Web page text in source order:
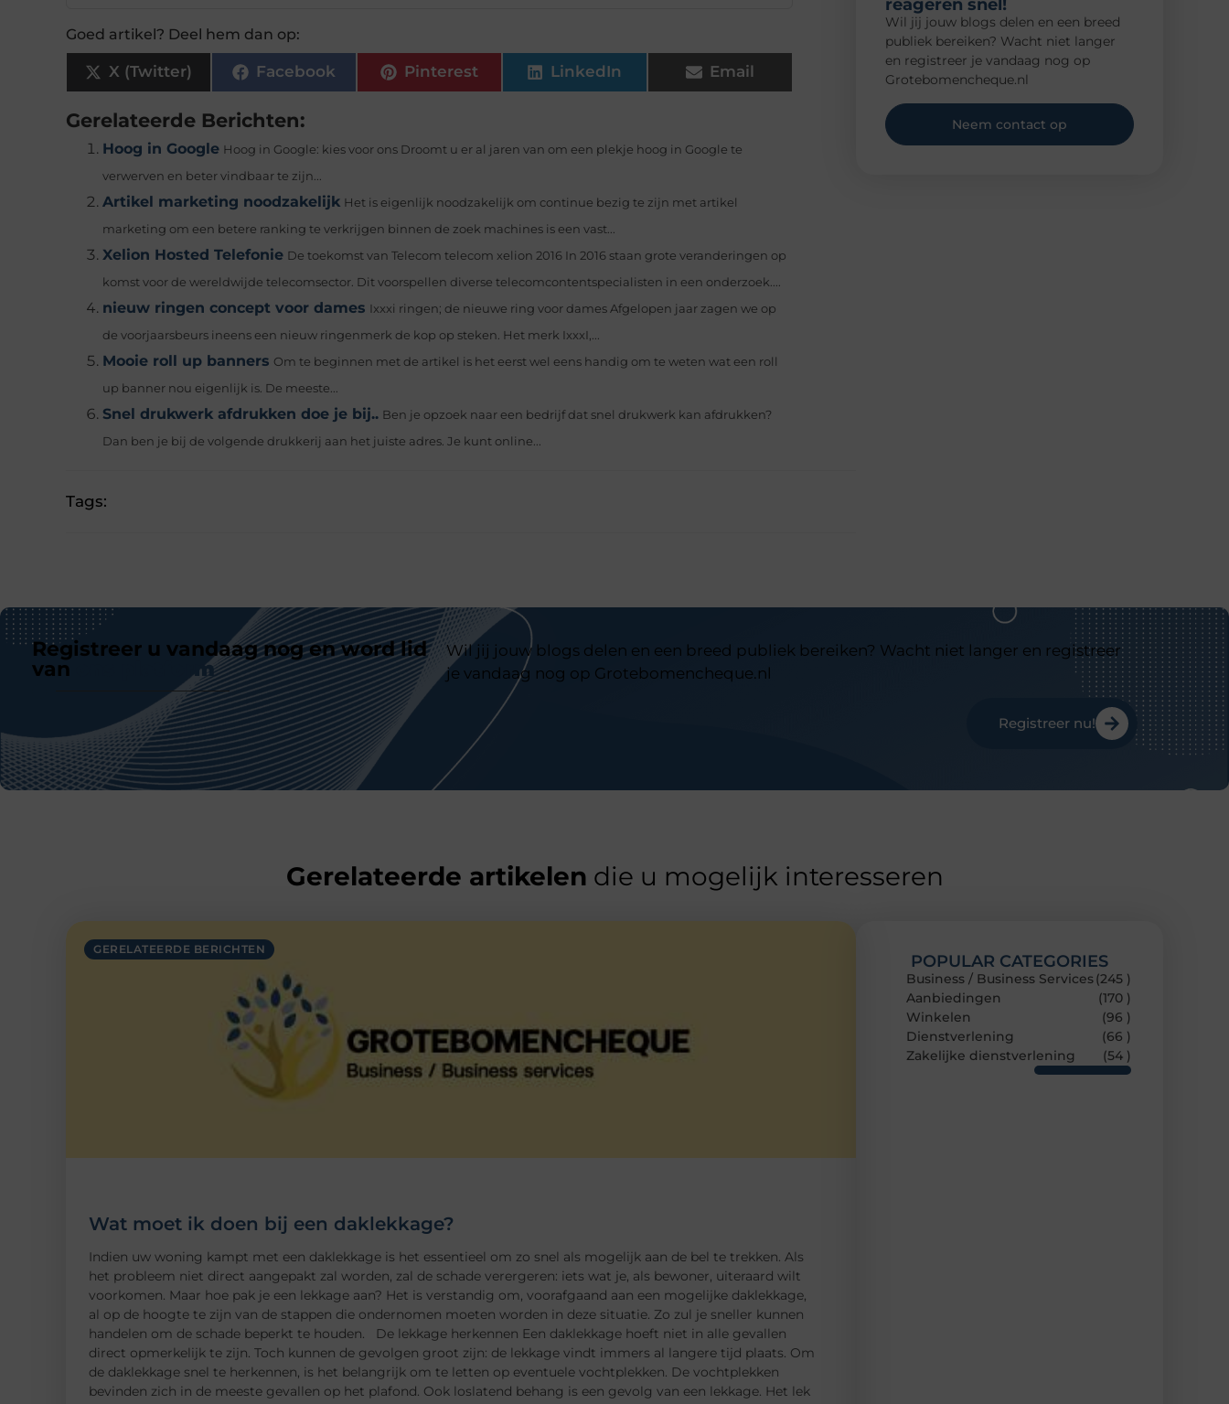
Goed artikel? Deel hem dan op:
X (Twitter) Facebook Pinterest LinkedIn Email
Gerelateerde Berichten:
Hoog in Google Hoog in Google: kies voor ons Droomt u er al jaren van om een plekje hoog in Google te
verwerven en beter vindbaar te zijn...
Artikel marketing noodzakelijk Het is eigenlijk noodzakelijk om continue bezig te zijn met artikel
marketing om een betere ranking te verkrijgen binnen de zoek machines is een vast...
Xelion Hosted Telefonie De toekomst van Telecom telecom xelion 2016 In 2016 staan grote veranderingen op
komst voor de wereldwijde telecomsector. Dit voorspellen diverse telecomcontentspecialisten in een onderzoek....
nieuw ringen concept voor dames Ixxxi ringen; de nieuwe ring voor dames Afgelopen jaar zagen we op
de voorjaarsbeurs ineens een nieuw ringenmerk de kop op steken. Het merk IxxxI,...
Mooie roll up banners Om te beginnen met de artikel is het eerst wel eens handig om te weten wat een roll
up banner nou eigenlijk is. De meeste...
Snel drukwerk afdrukken doe je bij.. Ben je opzoek naar een bedrijf dat snel drukwerk kan afdrukken?
Dan ben je bij de volgende drukkerij aan het juiste adres. Je kunt online...
Tags:
reageren snel!
Wil jij jouw blogs delen en een breed
publiek bereiken? Wacht niet langer
en registreer je vandaag nog op
Grotebomencheque.nl
Neem contact op
Registreer u vandaag nog en word lid
van
ons platform
Wil jij jouw blogs delen en een breed publiek bereiken? Wacht niet langer en registreer
je vandaag nog op Grotebomencheque.nl
Registreer nu!
Gerelateerde artikelen die u mogelijk interesseren
GERELATEERDE BERICHTEN
Wat moet ik doen bij een daklekkage?
Indien uw woning kampt met een daklekkage is het essentieel om zo snel als mogelijk aan de bel te trekken. Als
het probleem niet direct aangepakt zal worden, zal de schade verergeren: iets wat je, als bewoner, uiteraard wilt
voorkomen. Maar hoe pak je een lekkage aan? Het is verstandig om, voorafgaand aan een mogelijke daklekkage,
al op de hoogte te zijn van de stappen die ondernomen moeten worden in deze situatie. Zo zul je sneller kunnen
handelen om de schade beperkt te houden. De lekkage herkennen Een daklekkage hoeft niet in alle gevallen
direct opmerkelijk te zijn. Toch kunnen de gevolgen groot zijn: de lekkage vindt immers al langere tijd plaats. Om
de daklekkage snel te herkennen, is het belangrijk om te letten op eventuele vochtplekken. De vochtplekken
bevinden zich in de meeste gevallen op het plafond. Ook loslatend behang is een gevolg van een lekkage. Het lek
POPULAR CATEGORIES
Business / Business Services(245 )
Aanbiedingen
(170 )
Winkelen
(96 )
Dienstverlening
(66 )
Zakelijke dienstverlening
(54 )